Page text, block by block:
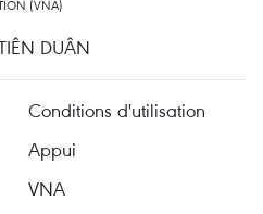
(VNA)
DUÂN
Conditions d'utilisation
Appui
VNA